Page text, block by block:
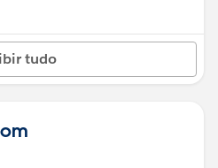
tudo